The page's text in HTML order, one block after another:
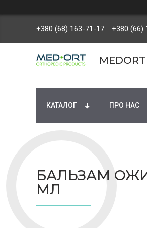
+380 (68) 163-71-17 +380 (66)
КАТАЛОГ ПРО НАС
БАЛЬЗАМ
МЛ